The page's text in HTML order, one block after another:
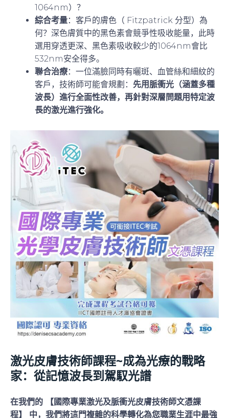
1064nm）？
綜合考量：客戶的膚色（ Fitzpatrick 分型）為
何？深色膚質中的黑色素會競爭性吸收能量，此時
選用穿透更深、黑色素吸收較少的1064nm會比
532nm安全得多。
聯合治療：一位滿臉同時有曬斑、血管絲和細紋的
客戶，技術師可能會規劃： 先用脈衝光（涵蓋多種
波長）進行全面性改善，再針對深層問題用特定波
長的激光進行強化。
激光皮膚技術師課程~成為光療的戰略
家：從記憶波長到駕馭光譜
在我們的 【國際專業激光及脈衝光皮膚技術師文憑課
程】 中，我們將這門複雜的科學轉化為您職業生涯中最強